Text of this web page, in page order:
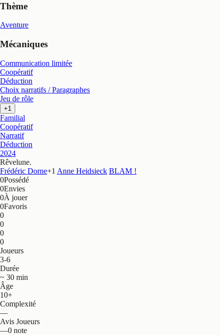
Thème
Aventure
Mécaniques
Communication limitée
Coopératif
Déduction
Choix narratifs / Paragraphes
Jeu de rôle
+1
Familial
Coopératif
Narratif
Déduction
2024
Rêvelune.
Frédéric Dorne+1 Anne Heidsieck BLAM !
0Possédé
0Envies
0À jouer
0Favoris
0
0
0
0
Joueurs
3-6
Durée
~ 30 min
Âge
10+
Complexité
—
Avis Joueurs
—0 note